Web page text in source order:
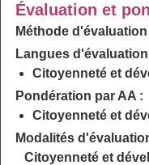
Évaluation et
Méthode d'évaluation
Langues d'évaluation
Citoyenneté et
Pondération par AA :
Citoyenneté et
Modalités
Citoyenneté et